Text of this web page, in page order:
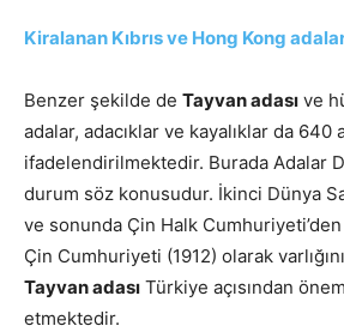
Kiralanan Kıbrıs ve Hong Kong
Benzer şekilde de Tayvan adası ve
adalar, adacıklar ve kayalıklar da 640
ifadelendirilmektedir. Burada Adalar
durum söz konusudur. İkinci Dünya
ve sonunda Çin Halk Cumhuriyeti’den
Çin Cumhuriyeti (1912) olarak
Tayvan adası Türkiye açısından
etmektedir.